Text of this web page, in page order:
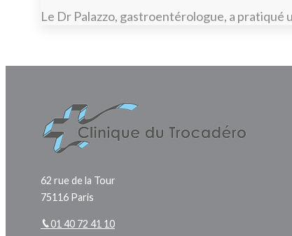
Le Dr Palazzo, gastroentérologue, a
62 rue de la Tour
75116 Paris
01 40 72 41 10